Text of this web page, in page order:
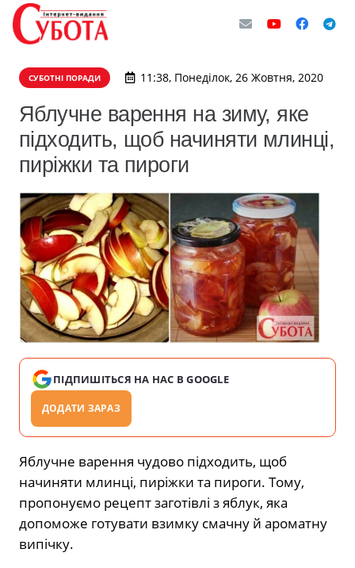
СУБОТНІ ПОРАДИ 11:38, Понеділок, 26 Жовтня, 2020
Яблучне варення на зиму, яке
підходить, щоб начиняти млинці,
пиріжки та пироги
ПІДПИШІТЬСЯ НА НАС В GOOGLE
ДОДАТИ ЗАРАЗ
Яблучне варення чудово підходить, щоб
начиняти млинці, пиріжки та пироги. Тому,
пропонуємо рецепт заготівлі з яблук, яка
допоможе готувати взимку смачну й ароматну
випічку.